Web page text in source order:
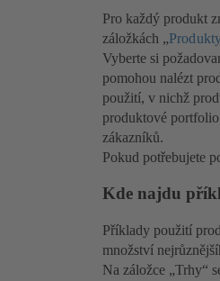
Pro každý produkt
záložkách „
Vyberte si
pomohou nalézt
použití, v nichž
produktové
zákazníků.
Pokud potřebujete
Kde najdu
Příklady použití
množství
Na záložce „Trhy“